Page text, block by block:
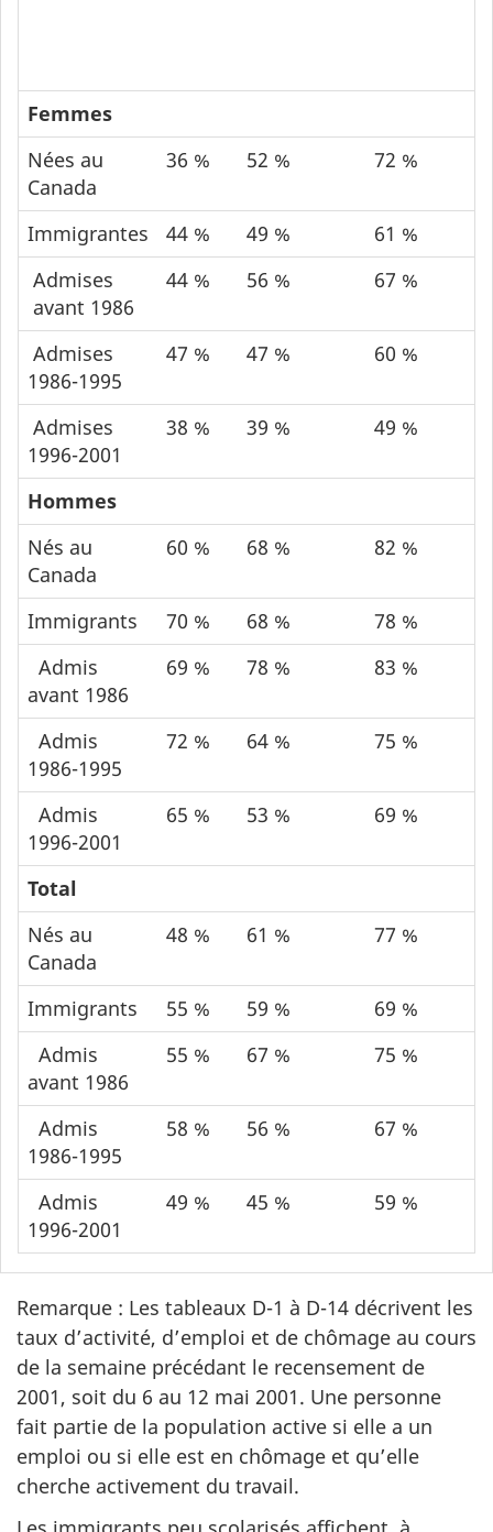
Femmes
Nées au
Canada
36 % 52 % 72 %
Immigrantes 44 % 49 %
61 %
Admises
avant 1986
44 % 56 % 67 %
Admises
1986-1995
47 % 47 % 60 %
Admises
1996-2001
38 % 39 % 49 %
Hommes
Nés au
Canada
60 % 68 % 82 %
Immigrants 70 % 68 %
78 %
Admis
avant 1986
69 % 78 % 83 %
Admis
1986-1995
72 % 64 % 75 %
Admis
1996-2001
65 % 53 % 69 %
Total
Nés au
Canada
48 % 61 % 77 %
Immigrants 55 % 59 %
69 %
Admis
avant 1986
55 % 67 % 75 %
Admis
1986-1995
58 % 56 % 67 %
Admis
1996-2001
49 % 45 % 59 %
Remarque : Les tableaux D-1 à D-14 décrivent les
taux d’activité, d’emploi et de chômage au cours
de la semaine précédant le recensement de
2001, soit du 6 au 12 mai 2001. Une personne
fait partie de la population active si elle a un
emploi ou si elle est en chômage et qu’elle
cherche activement du travail.